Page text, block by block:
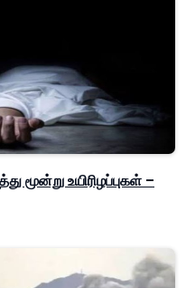
மூன்று உயிரிழப்புகள் –